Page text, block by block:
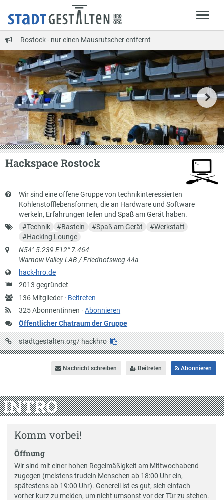
Rostock - nur einen Mausrutscher entfernt
Hackspace Rostock
Kurzbeschreibung
Wir sind eine offene Gruppe von technikinteressierten
Kohlenstofflebensformen, die an Hardware und Software
werkeln, Erfahrungen teilen und Spaß am Gerät haben.
Schlagworte
#Technik #Basteln #Spaß am Gerät #Werkstatt
#Hacking Lounge
Anschrift
N54° 5.239 E12° 7.464
Warnow Valley LAB / Friedhofsweg 44a
Website
hack-hro.de
Gründung
2013 gegründet
Anzahl
Mitglieder
136 Mitglieder · Beitreten
325 Abonnentinnen ·Abonnieren
Öffentlicher Chatraum der Gruppe
URL
auf
stadtgestalten.org/ hackhro
Nachricht schreiben Beitreten Abonnieren
INTRO
Komm vorbei!
Öffnung
Wir sind mit einer hohen Regelmäßigkeit am Mittwochabend
zugegen (meistens trudeln Menschen ab 18:00 Uhr ein,
spätestens ab 19:00 Uhr). Generell ist es gut, sich einfach
vorher kurz zu melden, um nicht umsonst vor der Tür zu stehen.